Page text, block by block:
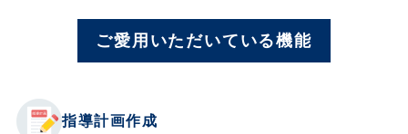
ご愛用いただいている機能
指導計画作成